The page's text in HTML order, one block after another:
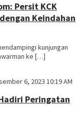
Persit KCK
Keindahan
kunjungan
ke […]
6, 2023 10:19 AM
Peringatan